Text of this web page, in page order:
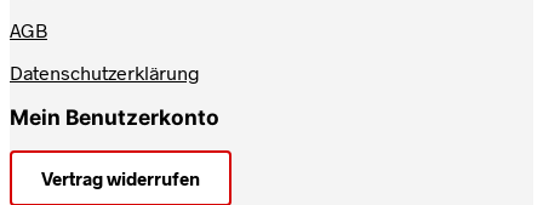
AGB
Datenschutzerklärung
Mein Benutzerkonto
Vertrag widerrufen